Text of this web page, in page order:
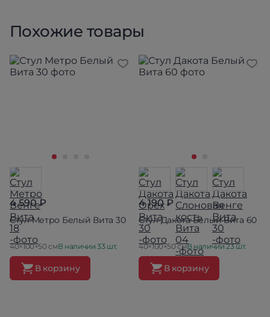
Похожие товары
4 590 ₽
Стул Метро Белый Вита 30
40×100×50 смВ наличии 33 шт.
В корзину
4 190 ₽
Стул Дакота Белый Вита 60
40×100×50 смВ наличии 23 шт.
В корзину